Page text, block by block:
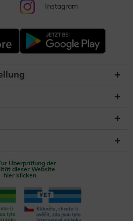
Instagram
Überprüfung der
dieser Website
hier klicken